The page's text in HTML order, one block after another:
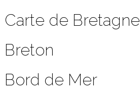
Carte de Bretagne
Breton
Bord de Mer